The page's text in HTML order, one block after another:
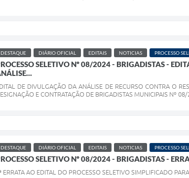
DESTAQUE DIÁRIO OFICIAL EDITAIS NOTICIAS PROCESSO
SELETIVO Nº 08/2024 - BRIGADISTAS -
DE DIVULGAÇÃO DA ANÁLISE DE RECURSO CONTRA O
E CONTRATAÇÃO DE BRIGADISTAS MUNICIPAIS Nº
DESTAQUE DIÁRIO OFICIAL EDITAIS NOTICIAS PROCESSO
SELETIVO Nº 08/2024 - BRIGADISTAS -
ERRATA AO EDITAL DO PROCESSO SELETIVO SIMPLIFICADO